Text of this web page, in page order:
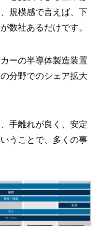
規模感で言えば、下
数社あるだけです。
ーの半導体製造装置
分野でのシェア拡大
手離れが良く、安定
うことで、多くの事